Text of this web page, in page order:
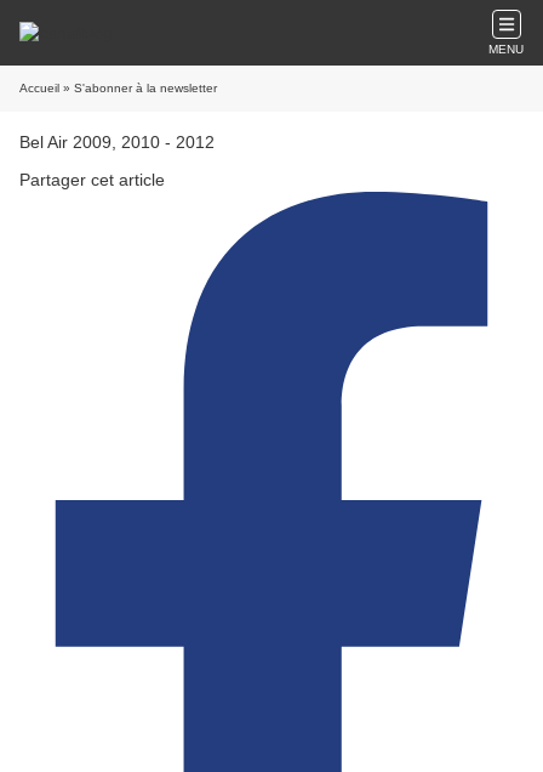
MENU
Accueil » S'abonner à la newsletter
Bel Air 2009, 2010 - 2012
Partager cet article